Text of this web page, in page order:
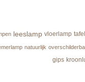
leeslamp vloerlamp tafel
natuurlijk
gips